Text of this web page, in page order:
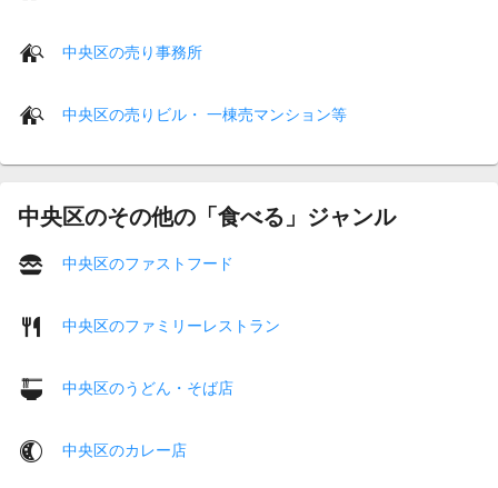
中央区の売り事務所
中央区の売りビル・ 一棟売マンション等
中央区のその他の「食べる」ジャンル
中央区のファストフード
中央区のファミリーレストラン
中央区のうどん・そば店
中央区のカレー店